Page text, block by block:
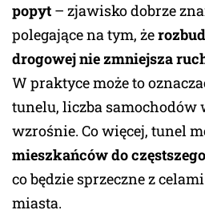
popyt – zjawisko dobrze
polegające na tym, że
drogowej nie zmniejsza
W praktyce może to
tunelu, liczba samochodów
wzrośnie. Co więcej, tunel
mieszkańców do
co będzie sprzeczne z
miasta.